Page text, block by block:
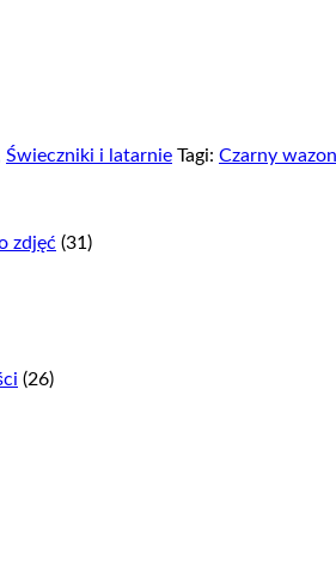
Świeczniki i latarnie Tagi: Czarny wazon
zdjęć (31)
(26)